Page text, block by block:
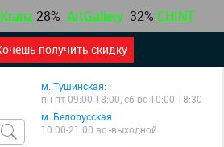
Kranz 28% ArtGallery 32% CHINT
получить скидку
м. Тушинская:
пн-пт 09:00-18:00, сб-вс 10:00-18:30
м. Белорусская
10:00-21:00 вс.-выходной